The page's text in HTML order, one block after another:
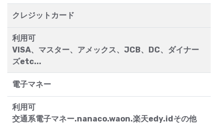
クレジットカード
利用可
VISA、マスター、アメックス、JCB、DC、ダイナー
ズetc...
電子マネー
利用可
交通系電子マネー.nanaco.waon.楽天edy.idその他